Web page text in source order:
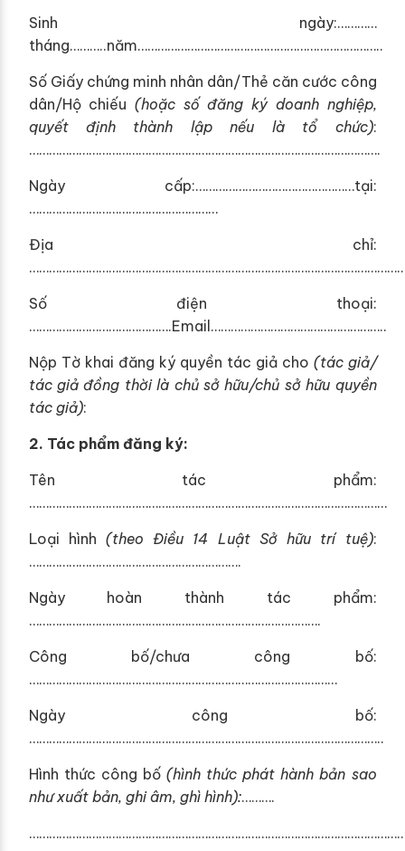
Sinh ngày:…………
tháng………..năm………………………………………………………………..
Số Giấy chứng minh nhân dân/Thẻ căn cước công
dân/Hộ chiếu (hoặc số đăng ký doanh nghiệp,
quyết định thành lập nếu là tổ chức):
…………………………………………………………………………………………….
Ngày cấp:…………………………………………tại:
…………………………………………………
Địa chỉ:
Số điện thoại:
…………………………………….Email……………………………………………..
Nộp Tờ khai đăng ký quyền tác giả cho (tác giả/
tác giả đồng thờilà chủ sở hữu/chủ sở hữu quyền
tác giả):
2. Tác phẩm đăng ký:
Tên tác phẩm:
………………………………………………………………………………………………
Loại hình (theo Điều 14 Luật Sở hữu trí tuệ):
……………………………………………………….
Ngày hoàn thành tác phẩm:
…………………………………………………………………………….
Công bố/chưa công bố:
…………………………………………………………………………………
Ngày công bố:
……………………………………………………………………………………………..
Hình thức công bố (hình thức phát hành bản sao
như xuất bản, ghi âm, ghì hình):……….